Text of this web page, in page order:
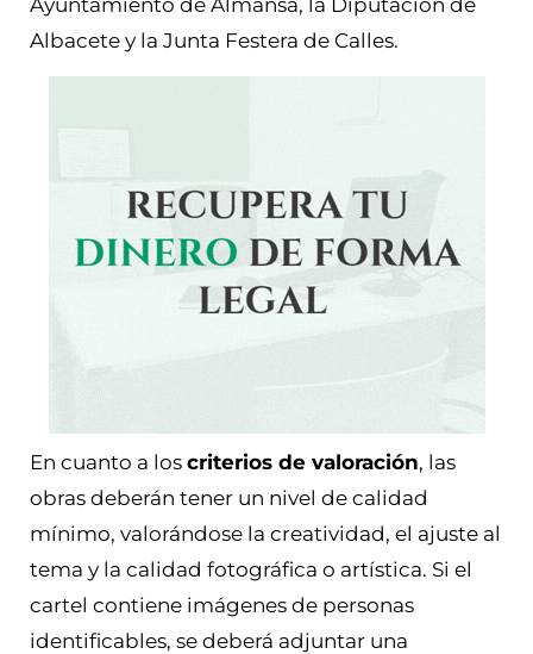
Ayuntamiento de Almansa, la Diputación de
Albacete y la Junta Festera de Calles.
En cuanto a los criterios de valoración, las
obras deberán tener un nivel de calidad
mínimo, valorándose la creatividad, el ajuste al
tema y la calidad fotográfica o artística. Si el
cartel contiene imágenes de personas
identificables, se deberá adjuntar una